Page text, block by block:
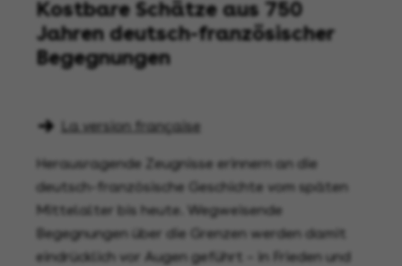
Kostbare Schätze aus 750
Jahren deutsch-französischer
Begegnungen
La version française
Herausragende Zeugnisse erinnern an die
deutsch-französische Geschichte vom späten
Mittelalter bis heute. Wegweisende
Begegnungen über die Grenzen werden damit
eindrücklich vor Augen geführt – in Frieden und